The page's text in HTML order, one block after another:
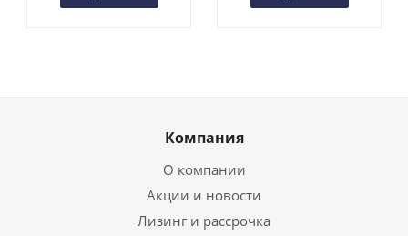
Компания
О компании
Акции и новости
Лизинг и рассрочка